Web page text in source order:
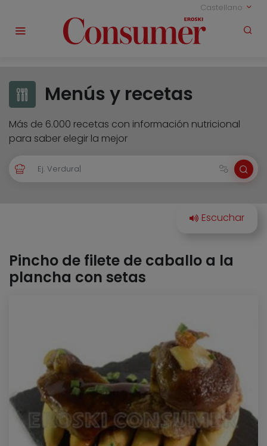
Castellano
Menús y recetas
Más de 6.000 recetas con información nutricional
para saber elegir la mejor
Pincho de filete de caballo a la
plancha con setas